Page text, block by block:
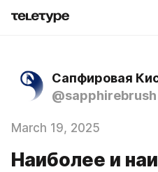
Сапфировая
@sapphirebrush
March 19, 2025
Наиболее и